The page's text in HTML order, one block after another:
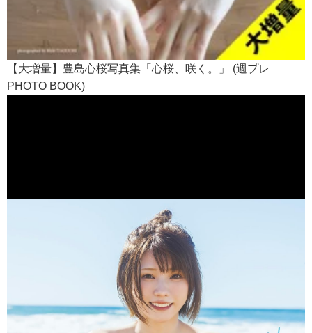
【大増量】豊島心桜写真集「心桜、咲く。」 (週プレ
PHOTO BOOK)